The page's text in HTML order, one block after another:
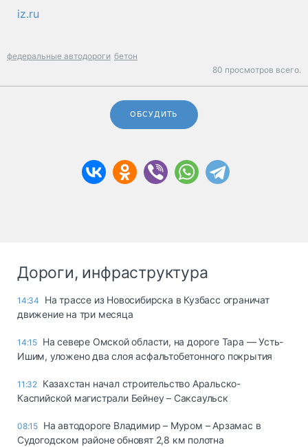
iz.ru
федеральные автодороги бетон
80 просмотров всего.
ОБСУДИТЬ
Дороги, инфраструктура
14:34
На трассе из Новосибирска в Кузбасс ограничат
движение на три месяца
14:15 На севере Омской области, на дороге Тара — Усть-
Ишим, уложено два слоя асфальтобетонного покрытия
11:32 Казахстан начал строительство Аральско-
Каспийской магистрали Бейнеу – Саксаульск
08:15 На автодороге Владимир – Муром – Арзамас в
Судогодском районе обновят 2,8 км полотна